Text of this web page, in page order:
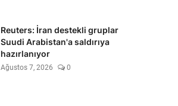
Reuters: İran destekli gruplar
Suudi Arabistan'a saldırıya
hazırlanıyor
Ağustos 7, 2026 0